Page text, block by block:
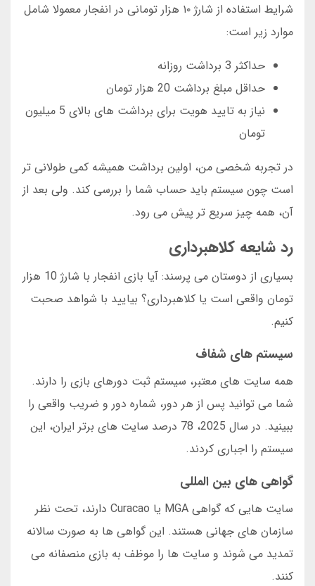
شرایط استفاده از شارژ ۱۰ هزار تومانی در انفجار معمولا شامل
موارد زیر است:
حداکثر 3 برداشت روزانه
حداقل مبلغ برداشت 20 هزار تومان
نیاز به تایید هویت برای برداشت های بالای 5 میلیون
تومان
در تجربه شخصی من، اولین برداشت همیشه کمی طولانی تر
است چون سیستم باید حساب شما را بررسی کند. ولی بعد از
آن، همه چیز سریع تر پیش می رود.
رد شایعه کلاهبرداری
بسیاری از دوستان می پرسند: آیا بازی انفجار با شارژ 10 هزار
تومان واقعی است یا کلاهبرداری؟ بیایید با شواهد صحبت
کنیم.
سیستم های شفاف
همه سایت های معتبر، سیستم ثبت دورهای بازی را دارند.
شما می توانید پس از هر دور، شماره دور و ضریب واقعی را
ببینید. در سال 2025، 78 درصد سایت های برتر ایران، این
سیستم را اجباری کردند.
گواهی های بین المللی
سایت هایی که گواهی MGA یا Curacao دارند، تحت نظر
سازمان های جهانی هستند. این گواهی ها به صورت سالانه
تمدید می شوند و سایت ها را موظف به بازی منصفانه می
کنند.